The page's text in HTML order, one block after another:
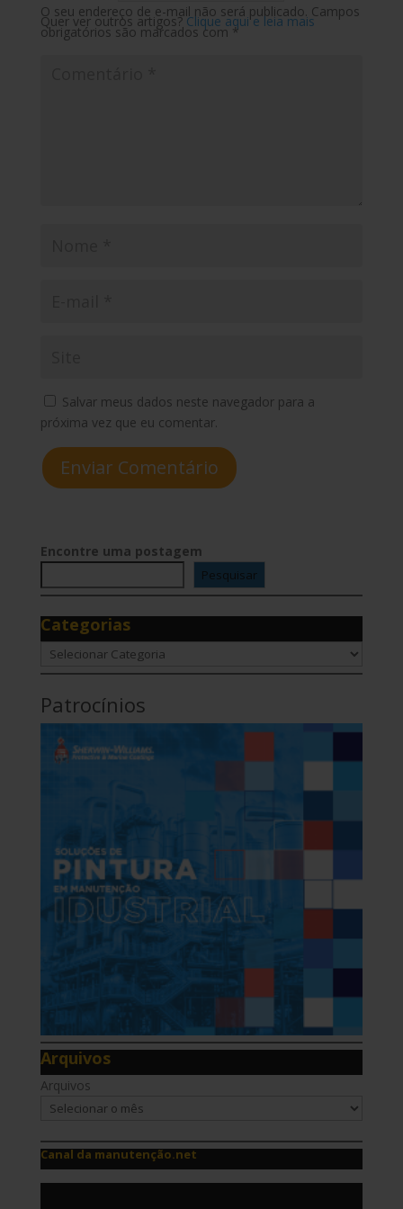
Quer ver outros artigos?Clique aqui e leia mais
O seu endereço de e-mail não será publicado. Campos
obrigatórios são marcados com *
Salvar meus dados neste navegador para a
próxima vez que eu comentar.
Enviar Comentário
Encontre uma postagem
Pesquisar
Categorias
Categorias
Patrocínios
Arquivos
Arquivos
Canal da manutenção.net